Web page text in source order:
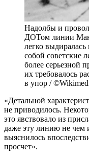
Надолбы и
ДОТом линии
легко
собой советские
более серьезной
их требовалось
в упор /
«Детальной
не приводилось.
это явствовало из
даже эту линию не чем
выяснилось
просчет».